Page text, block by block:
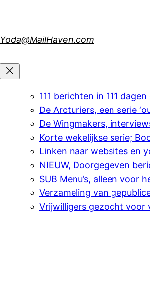
Yoda@MailHaven.com
111 berichten in 111
De Arcturiers, een serie
De Wingmakers,
Korte wekelijkse serie;
Linken naar websites en
NIEUW, Doorgegeven
SUB Menu’s, alleen voor
Verzameling van
Vrijwilligers gezocht voor